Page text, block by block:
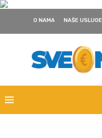
O NAMA NAŠE USLUGE